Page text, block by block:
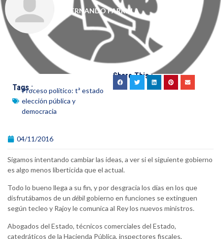
FERNANDO PARRILLA
Tags :Proceso político: tª estado
elección pública y
democracia
Share This :
04/11/2016
Sigamos intentando cambiar las ideas, a ver si el siguiente gobierno
es algo menos liberticida que el actual.
Todo lo bueno llega a su fin, y por desgracia los días en los que
disfrutábamos de un débil gobierno en funciones se extinguen
según tecleo y Rajoy le comunica al Rey los nuevos ministros.
Abogados del Estado, técnicos comerciales del Estado,
catedráticos de la Hacienda Pública, inspectores fiscales,